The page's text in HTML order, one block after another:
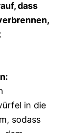
dass
in die
sodass